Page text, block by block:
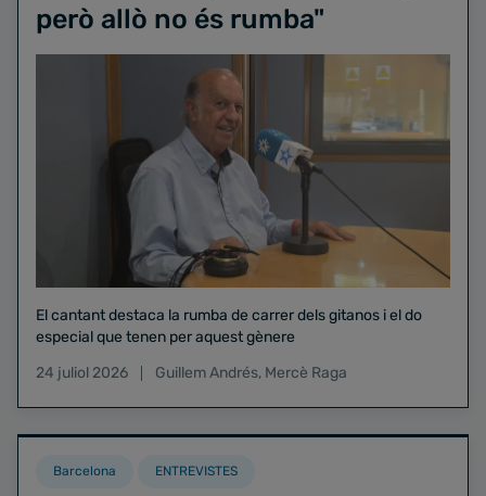
però allò no és rumba"
El cantant destaca la rumba de carrer dels gitanos i el do
especial que tenen per aquest gènere
24 juliol 2026
Guillem Andrés, Mercè Raga
Barcelona ENTREVISTES